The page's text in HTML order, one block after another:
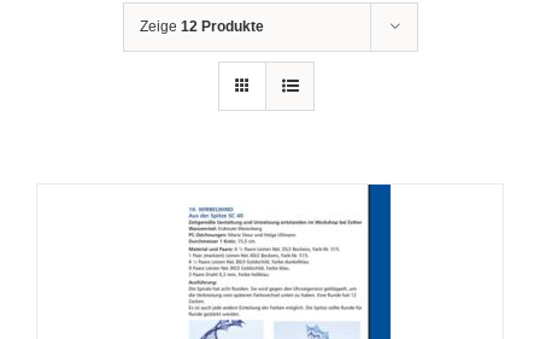
Zeige 12 Produkte